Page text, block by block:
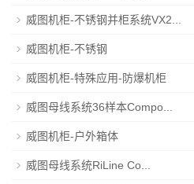
威图机柜-不锈钢并柜系统VX2...
威图机柜-不锈钢
威图机柜-特殊应用-防爆机柜
威图母线系统36样本Compo...
威图机柜-户外箱体
威图母线系统RiLine Co...